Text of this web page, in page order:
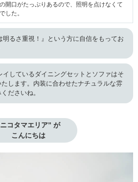
開口がたっぷりあるので、照明を点けなくて
した。
明るさ重視！』という方に自信をもってお
イしているダイニングセットとソファはそ
します。内装に合わせたナチュラルな雰
ださいね。
コタマエリア” が
こんにちは